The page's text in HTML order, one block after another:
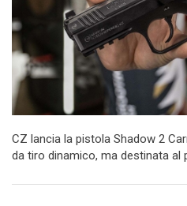
CZ lancia la pistola Shadow 2
da tiro dinamico, ma destinata